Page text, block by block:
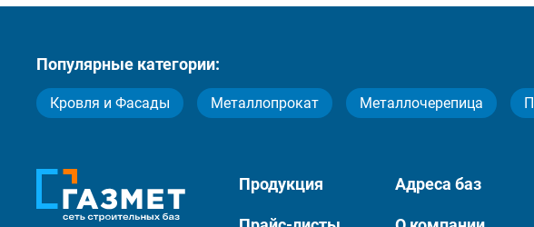
Популярные категории:
Кровля и Фасады Металлопрокат Металлочерепица
Продукция Адреса баз